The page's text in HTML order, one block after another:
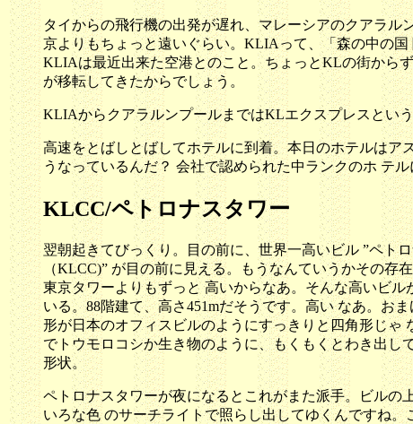
タイからの飛行機の出発が遅れ、マレーシアのクアラ
京よりもちょっと遠いぐらい。KLIAって、「森の中の
KLIAは最近出来た空港とのこと。ちょっとKLの街から
が移転してきたからでしょう。
KLIAからクアラルンプールまではKLエクスプレスとい
高速をとばしとばしてホテルに到着。本日のホテルはア
うなっているんだ？ 会社で認められた中ランクのホ テ
KLCC/ペトロナスタワー
翌朝起きてびっくり。目の前に、世界一高いビル ”ペト
（KLCC)” が目の前に見える。もうなんていうかその存
東京タワーよりもずっと 高いからなあ。そんな高いビル
いる。88階建て、高さ451mだそうです。高い なあ。お
形が日本のオフィスビルのようにすっきりと四角形じゃ
でトウモロコシか生き物のように、もくもくとわき出し
形状。
ペトロナスタワーが夜になるとこれがまた派手。ビルの
いろな色 のサーチライトで照らし出してゆくんですね。